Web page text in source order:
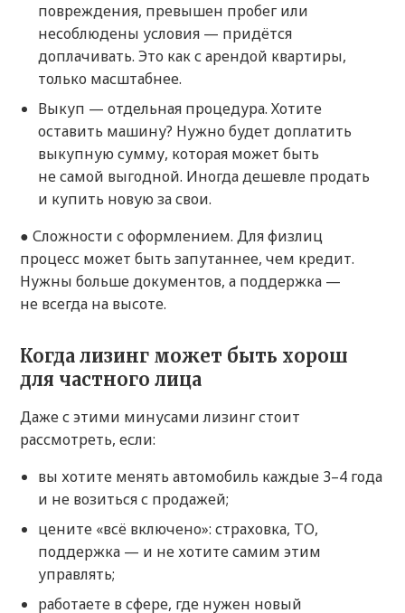
повреждения, превышен пробег или
несоблюдены условия — придётся
доплачивать. Это как с арендой квартиры,
только масштабнее.
Выкуп — отдельная процедура. Хотите
оставить машину? Нужно будет доплатить
выкупную сумму, которая может быть
не самой выгодной. Иногда дешевле продать
и купить новую за свои.
● Сложности с оформлением. Для физлиц
процесс может быть запутаннее, чем кредит.
Нужны больше документов, а поддержка —
не всегда на высоте.
Когда лизинг может быть хорош
для частного лица
Даже с этими минусами лизинг стоит
рассмотреть, если:
вы хотите менять автомобиль каждые 3–4 года
и не возиться с продажей;
цените «всё включено»: страховка, ТО,
поддержка — и не хотите самим этим
управлять;
работаете в сфере, где нужен новый